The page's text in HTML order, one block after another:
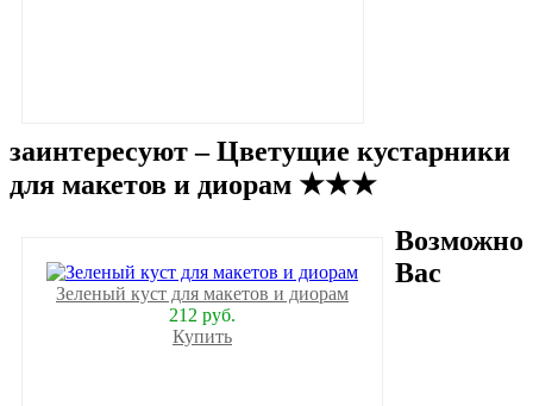
заинтересуют – Цветущие кустарники
для макетов и диорам ★★★
Зеленый куст для макетов и диорам
212 руб.
Купить
Возможно
Вас